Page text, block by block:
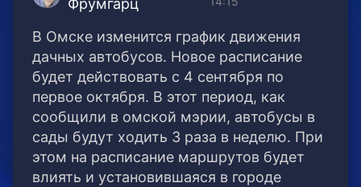
Фрумгарц
В Омске изменится график движения
дачных автобусов. Новое расписание
будет действовать с 4 сентября по
первое октября. В этот период, как
сообщили в омской мэрии, автобусы в
сады будут ходить 3 раза в неделю. При
этом на расписание маршрутов будет
влиять и установившаяся в городе